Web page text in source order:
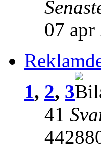
07 apr
1, 2, 3
41